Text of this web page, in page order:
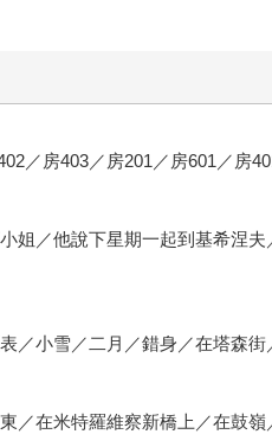
／房403／房201／房601／房
姐／他說下星期一起到基希涅
／小雪／二月／錯身／在塔森
／在米特羅維察新橋上／在鼓